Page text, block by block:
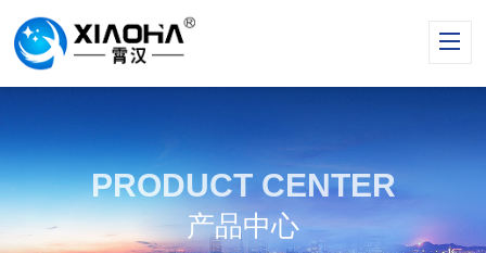
PRODUCT CENTER
产品中心